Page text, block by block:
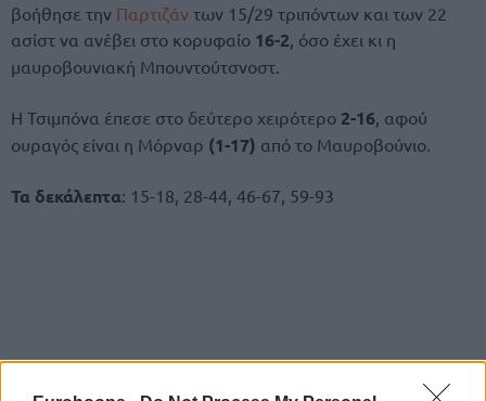
βοήθησε την Παρτιζάν των 15/29 τριπόντων και των 22
ασίστ να ανέβει στο κορυφαίο 16-2, όσο έχει κι η
μαυροβουνιακή Μπουντούτσνοστ.
Η Τσιμπόνα έπεσε στο δεύτερο χειρότερο 2-16 , αφού
ουραγός είναι η Μόρναρ (1-17) από το Μαυροβούνιο.
Τα δεκάλεπτα: 15-18, 28-44, 46-67, 59-93